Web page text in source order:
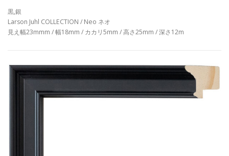
黒,銀
Larson Juhl COLLECTION / Neo ネオ
見え幅23mmm / 幅18mm / カカリ5mm / 高さ25mm / 深さ12m